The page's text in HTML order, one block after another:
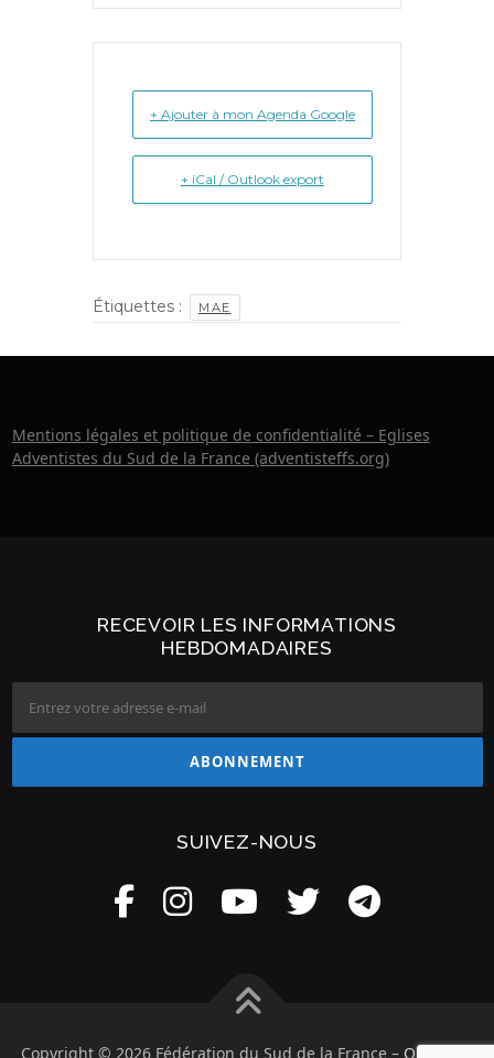
+ Ajouter à mon Agenda Google
+ iCal / Outlook export
Étiquettes : MAE
Mentions légales et politique de confidentialité – Eglises
Adventistes du Sud de la France (adventisteffs.org)
RECEVOIR LES INFORMATIONS
HEBDOMADAIRES
SUIVEZ-NOUS
Copyright © 2026 Fédération du Sud de la France– OnePress